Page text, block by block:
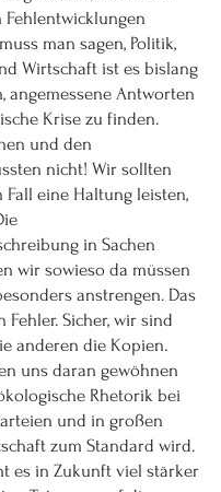
man sagen, Politik,
Wirtschaft ist es bislang
angemessene Antworten
Krise zu finden.
und den
nicht! Wir sollten
Fall eine Haltung leisten,
in Sachen
wir sowieso da müssen
anstrengen. Das
Fehler. Sicher, wir sind
anderen die Kopien.
uns daran gewöhnen
Rhetorik bei
und in großen
zum Standard wird.
es in Zukunft viel stärker